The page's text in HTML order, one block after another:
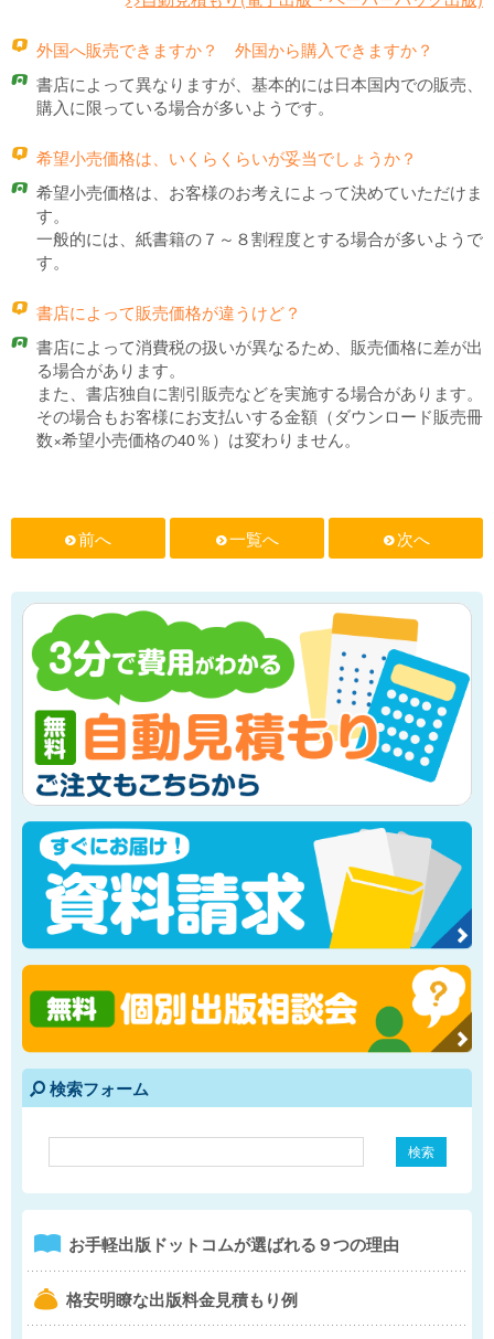
q 外国へ販売できますか？ 外国から購入できますか？
a 書店によって異なりますが、基本的には日本国内での販売、
購入に限っている場合が多いようです。
q 希望小売価格は、いくらくらいが妥当でしょうか？
a 希望小売価格は、お客様のお考えによって決めていただけま
す。
一般的には、紙書籍の７～８割程度とする場合が多いようで
す。
q 書店によって販売価格が違うけど？
a 書店によって消費税の扱いが異なるため、販売価格に差が出
る場合があります。
また、書店独自に割引販売などを実施する場合があります。
その場合もお客様にお支払いする金額（ダウンロード販売冊
数×希望小売価格の40％）は変わりません。
f 前へ f 一覧へ f 次へ
e 検索フォーム
1 お手軽出版ドットコムが選ばれる９つの理由
b 格安明瞭な出版料金見積もり例